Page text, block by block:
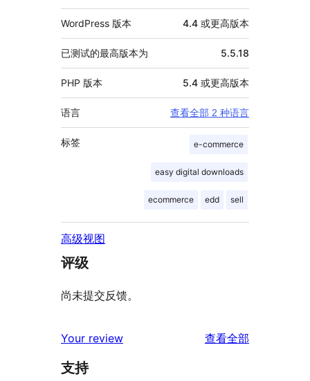
WordPress 版本 4.4 或更高版本
已测试的最高版本为 5.5.18
PHP 版本 5.4 或更高版本
语言 查看全部 2 种语言
标签 e-commerce
easy digital downloads
ecommerce edd sell
高级视图
评级
尚未提交反馈。
Your review 查看全部
支持